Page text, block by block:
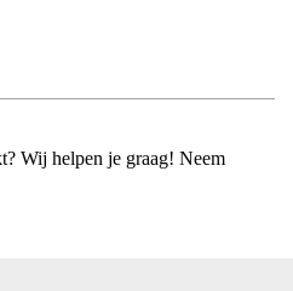
Wij helpen je graag! Neem